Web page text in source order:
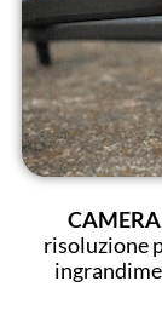
risoluzione